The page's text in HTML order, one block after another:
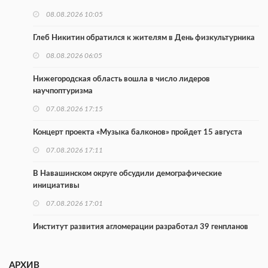
08.08.2026 10:05
Глеб Никитин обратился к жителям в День физкультурника
08.08.2026 06:05
Нижегородская область вошла в число лидеров
научпоптуризма
07.08.2026 17:15
Концерт проекта «Музыка балконов» пройдет 15 августа
07.08.2026 17:11
В Навашинском округе обсудили демографические
инициативы
07.08.2026 17:01
Институт развития агломерации разработал 39 генпланов
АРХИВ